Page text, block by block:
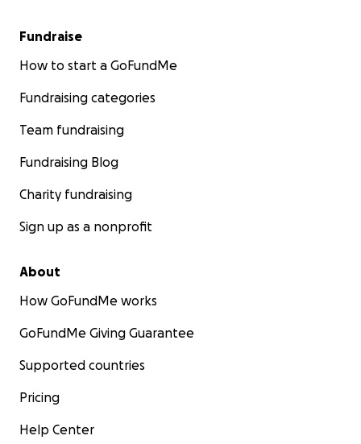
Fundraise
How to start a GoFundMe
Fundraising categories
Team fundraising
Fundraising Blog
Charity fundraising
Sign up as a nonprofit
About
How GoFundMe works
GoFundMe Giving Guarantee
Supported countries
Pricing
Help Center